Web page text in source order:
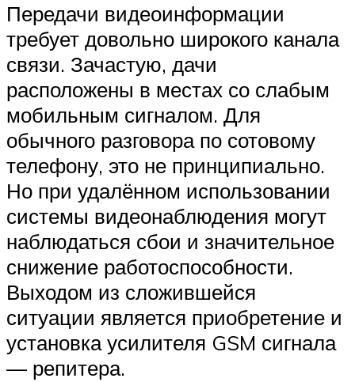
Передачи видеоинформации
требует довольно широкого канала
связи. Зачастую, дачи
расположены в местах со слабым
мобильным сигналом. Для
обычного разговора по сотовому
телефону, это не принципиально.
Но при удалённом использовании
системы видеонаблюдения могут
наблюдаться сбои и значительное
снижение работоспособности.
Выходом из сложившейся
ситуации является приобретение и
установка усилителя GSM сигнала
— репитера.